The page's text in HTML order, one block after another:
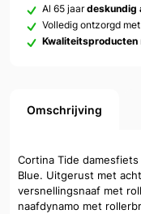
Al 65 jaardeskundig
Volledig ontzorgd
Kwaliteitsproducten
Omschrijving
Cortina Tide
Blue. Uitgerust met
versnellingsnaaf met
naafdynamo met